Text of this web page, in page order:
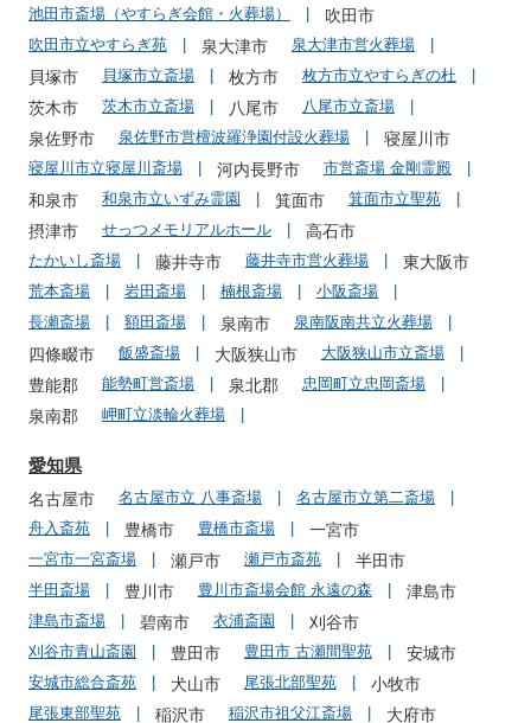
池田市斎場（やすらぎ会館・火葬場） 吹田市
吹田市立やすらぎ苑 泉大津市 泉大津市営火葬場
貝塚市 貝塚市立斎場 枚方市 枚方市立やすらぎの杜
茨木市 茨木市立斎場 八尾市 八尾市立斎場
泉佐野市 泉佐野市営檀波羅浄園付設火葬場 寝屋川市
寝屋川市立寝屋川斎場 河内長野市 市営斎場 金剛霊殿
和泉市 和泉市立いずみ霊園 箕面市 箕面市立聖苑
摂津市 せっつメモリアルホール 高石市
たかいし斎場 藤井寺市 藤井寺市営火葬場 東大阪市
荒本斎場 岩田斎場 楠根斎場
小阪斎場
長瀬斎場
額田斎場 泉南市 泉南阪南共立火葬場
四條畷市 飯盛斎場 大阪狭山市 大阪狭山市立斎場
豊能郡 能勢町営斎場 泉北郡 忠岡町立忠岡斎場
泉南郡 岬町立淡輪火葬場
愛知県
名古屋市 名古屋市立 八事斎場
名古屋市立第二斎場
舟入斎苑
豊橋市 豊橋市斎場 一宮市
一宮市一宮斎場 瀬戸市 瀬戸市斎苑 半田市
半田斎場 豊川市 豊川市斎場会館 永遠の森 津島市
津島市斎場 碧南市 衣浦斎園 刈谷市
刈谷市青山斎園 豊田市 豊田市 古瀬間聖苑 安城市
安城市総合斎苑 犬山市 尾張北部聖苑 小牧市
尾張東部聖苑 稲沢市 稲沢市祖父江斎場 大府市